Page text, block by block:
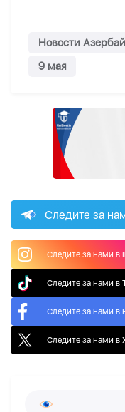
Новости
9 мая
Следите за
Следите за нами в
Следите за нами в
Следите за нами в
Следите за нами в